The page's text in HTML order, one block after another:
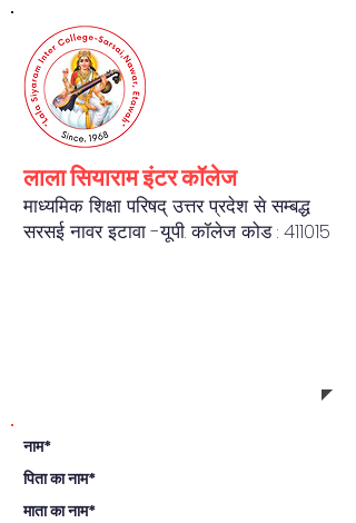
लाला सियाराम इंटर कॉलेज
माध्यमिक शिक्षा परिषद् उत्तर प्रदेश से सम्बद्ध
सरसई नावर इटावा -यू.पी. कॉलेज कोड : 411015
नाम*
पिता का नाम*
माता का नाम*